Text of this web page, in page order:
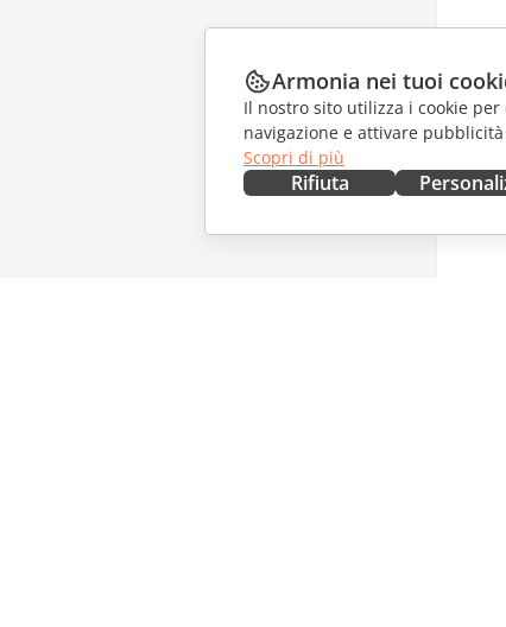
Armonia nei tuoi
Il nostro sito utilizza i cookie
navigazione e attivare
Scopri di più
Rifiuta